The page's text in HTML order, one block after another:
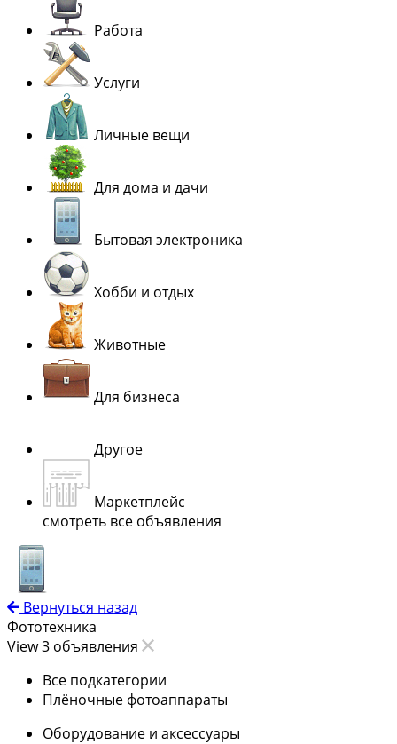
Работа
Услуги
Личные вещи
Для дома и дачи
Бытовая электроника
Хобби и отдых
Животные
Для бизнеса
Другое
Маркетплейс
смотреть все объявления
Вернуться назад
Фототехника
View 3 объявления
Все подкатегории
Плёночные фотоаппараты
Оборудование и аксессуары